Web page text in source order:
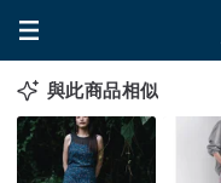
與此商品相似